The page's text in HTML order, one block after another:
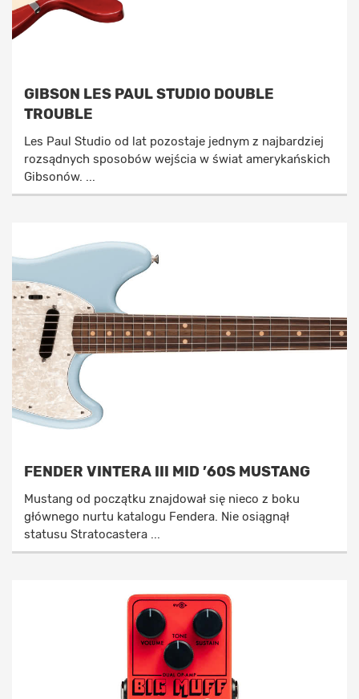
GIBSON LES PAUL STUDIO DOUBLE
TROUBLE
Les Paul Studio od lat pozostaje jednym z najbardziej
rozsądnych sposobów wejścia w świat amerykańskich
Gibsonów. ...
FENDER VINTERA III MID ’60S MUSTANG
Mustang od początku znajdował się nieco z boku
głównego nurtu katalogu Fendera. Nie osiągnął
statusu Stratocastera ...